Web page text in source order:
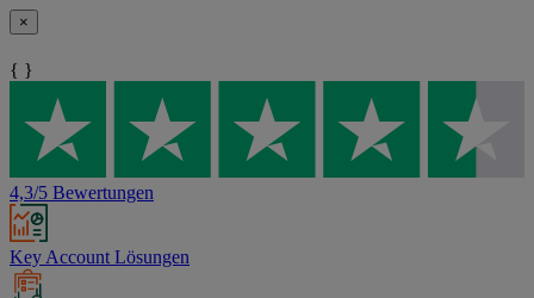
×
{ }
4,3/5 Bewertungen
Key Account Lösungen